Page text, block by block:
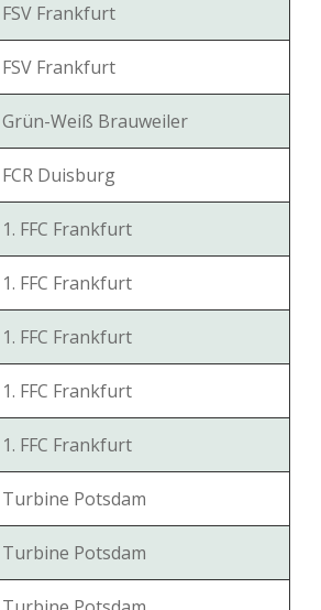
FSV Frankfurt
FSV Frankfurt
Grün-Weiß Brauweiler
FCR Duisburg
1. FFC Frankfurt
1. FFC Frankfurt
1. FFC Frankfurt
1. FFC Frankfurt
1. FFC Frankfurt
Turbine Potsdam
Turbine Potsdam